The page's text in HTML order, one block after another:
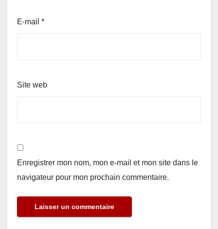
E-mail *
Site web
Enregistrer mon nom, mon e-mail et mon site dans le
navigateur pour mon prochain commentaire.